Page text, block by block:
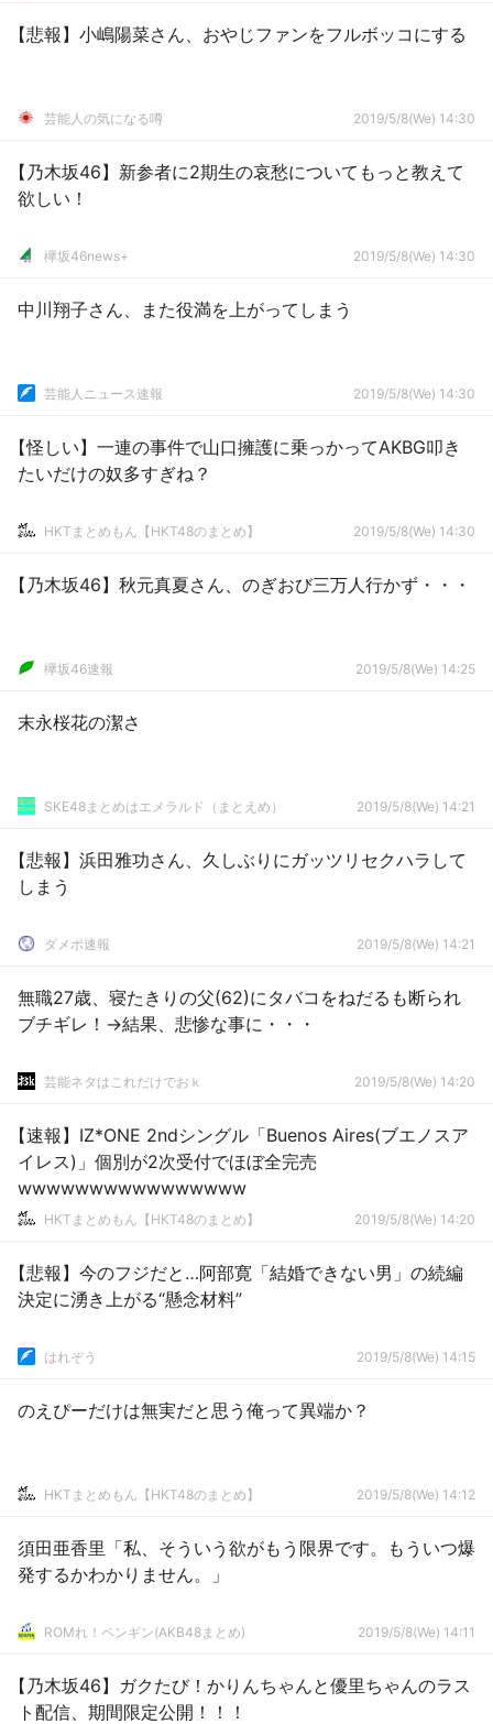
【悲報】小嶋陽菜さん、おやじファンをフルボッコにする
芸能人の気になる噂 2019/5/8(We) 14:30
【乃木坂46】新参者に2期生の哀愁についてもっと教えて
欲しい！
欅坂46news+ 2019/5/8(We) 14:30
中川翔子さん、また役満を上がってしまう
芸能人ニュース速報 2019/5/8(We) 14:30
【怪しい】一連の事件で山口擁護に乗っかってAKBG叩き
たいだけの奴多すぎね？
HKTまとめもん【HKT48のまとめ】 2019/5/8(We) 14:30
【乃木坂46】秋元真夏さん、のぎおび三万人行かず・・・
欅坂46速報 2019/5/8(We) 14:25
末永桜花の潔さ
SKE48まとめはエメラルド（まとえめ） 2019/5/8(We) 14:21
【悲報】浜田雅功さん、久しぶりにガッツリセクハラして
しまう
ダメポ速報 2019/5/8(We) 14:21
無職27歳、寝たきりの父(62)にタバコをねだるも断られ
ブチギレ！→結果、悲惨な事に・・・
芸能ネタはこれだけでおｋ 2019/5/8(We) 14:20
【速報】IZ*ONE 2ndシングル「Buenos Aires(ブエノスア
イレス)」個別が2次受付でほぼ全完売
wwwwwwwwwwwwwwww
HKTまとめもん【HKT48のまとめ】 2019/5/8(We) 14:20
【悲報】今のフジだと…阿部寛「結婚できない男」の続編
決定に湧き上がる“懸念材料”
はれぞう 2019/5/8(We) 14:15
のえぴーだけは無実だと思う俺って異端か？
HKTまとめもん【HKT48のまとめ】 2019/5/8(We) 14:12
須田亜香里「私、そういう欲がもう限界です。もういつ爆
発するかわかりません。」
ROMれ！ペンギン(AKB48まとめ) 2019/5/8(We) 14:11
【乃木坂46】ガクたび！かりんちゃんと優里ちゃんのラス
ト配信、期間限定公開！！！